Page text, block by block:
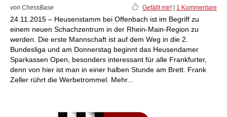
von ChessBase Gefällt mir! 1 Kommentare
24.11.2015 – Heusenstamm bei Offenbach ist im Begriff zu
einem neuen Schachzentrum in der Rhein-Main-Region zu
werden. Die erste Mannschaft ist auf dem Weg in die 2.
Bundesliga und am Donnerstag beginnt das Heusendamer
Sparkassen Open, besonders interessant für alle Frankfurter,
denn von hier ist man in einer halben Stunde am Brett. Frank
Zeller rührt die Werbetrommel. Mehr...